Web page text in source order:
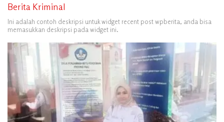
Berita Kriminal
Ini adalah contoh deskripsi untuk widget recent post wpberita, anda bisa
memasukkan deskripsi pada widget ini.